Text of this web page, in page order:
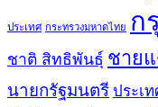
ประเทศ กระทรวงมหาดไทย ก
ชาติ สิทธิพันธุ์ ชาย
นายกรัฐมนตรี ประเ